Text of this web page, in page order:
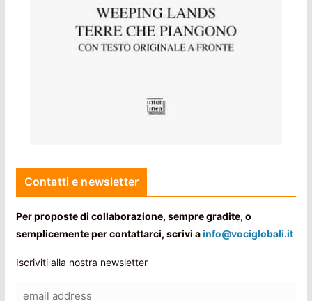
Contatti e newsletter
Per proposte di collaborazione, sempre gradite, o
semplicemente per contattarci, scrivi ainfo@vociglobali.it
Iscriviti alla nostra newsletter